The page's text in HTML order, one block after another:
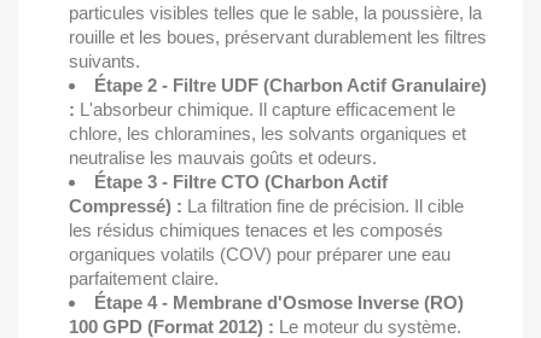
particules visibles telles que le sable, la poussière, la
rouille et les boues, préservant durablement les filtres
suivants.
Étape 2 - Filtre UDF (Charbon Actif Granulaire)
: L'absorbeur chimique. Il capture efficacement le
chlore, les chloramines, les solvants organiques et
neutralise les mauvais goûts et odeurs.
Étape 3 - Filtre CTO (Charbon Actif
Compressé) : La filtration fine de précision. Il cible
les résidus chimiques tenaces et les composés
organiques volatils (COV) pour préparer une eau
parfaitement claire.
Étape 4 - Membrane d'Osmose Inverse (RO)
100 GPD (Format 2012) : Le moteur du système.